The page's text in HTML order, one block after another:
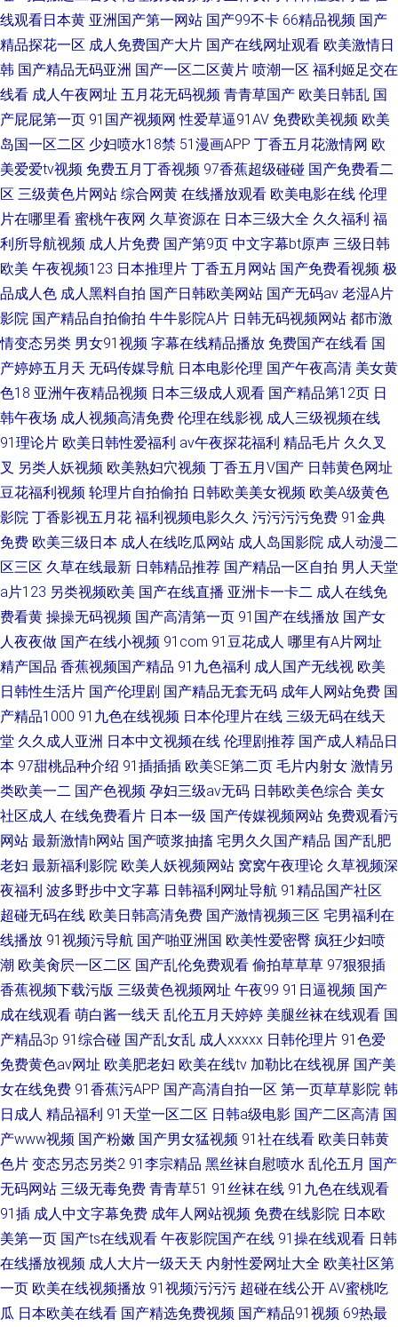
线观看日本黄 亚洲国产第一网站 国产99不卡 66精品视频 国产
精品探花一区 成人免费国产大片 国产在线网址观看 欧美激情日
韩 国产精品无码亚洲 国产一区二区黄片 喷潮一区 福利姬足交在
线看 成人午夜网址 五月花无码视频 青青草国产 欧美日韩乱 国
产屁屁第一页 91国产视频网 性爱草逼91AV 免费欧美视频 欧美
岛国一区二区 少妇喷水18禁 51漫画APP 丁香五月花激情网 欧
美爱爱tv视频 免费五月丁香视频 97香蕉超级碰碰 国产免费看二
区 三级黄色片网站 综合网黄 在线播放观看 欧美电影在线 伦理
片在哪里看 蜜桃午夜网 久草资源在 日本三级大全 久久福利 福
利所导航视频 成人片免费 国产第9页 中文字幕bt原声 三级日韩
欧美 午夜视频123 日本推理片 丁香五月网站 国产免费看视频 极
品成人色 成人黑料自拍 国产日韩欧美网站 国产无码av 老湿A片
影院 国产精品自拍偷拍 牛牛影院A片 日韩无码视频网站 都市激
情变态另类 男女91视频 字幕在线精品播放 免费国产在线看 国
产婷婷五月天 无码传媒导航 日本电影伦理 国产午夜高清 美女黄
色18 亚洲午夜精品视频 日本三级成人观看 国产精品第12页 日
韩午夜场 成人视频高清免费 伦理在线影视 成人三级视频在线
91理论片 欧美日韩性爱福利 av午夜探花福利 精品毛片 久久叉
叉 另类人妖视频 欧美熟妇穴视频 丁香五月V国产 日韩黄色网址
豆花福利视频 轮理片自拍偷拍 日韩欧美美女视频 欧美A级黄色
影院 丁香影视五月花 福利视频电影久久 污污污污免费 91金典
免费 欧美三级日本 成人在线吃瓜网站 成人岛国影院 成人动漫二
区三区 久草在线最新 日韩精品推荐 国产精品一区自拍 男人天堂
a片123 另类视频欧美 国产在线直播 亚洲卡一卡二 成人在线免
费看黄 操操无码视频 国产高清第一页 91国产在线播放 国产女
人夜夜做 国产在线小视频 91com 91豆花成人 哪里有A片网址
精产国品 香蕉视频国产精品 91九色福利 成人国产无线视 欧美
日韩性生活片 国产伦理剧 国产精品无套无码 成年人网站免费 国
产精品1000 91九色在线视频 日本伦理片在线 三级无码在线天
堂 久久成人亚洲 日本中文视频在线 伦理剧推荐 国产成人精品日
本 97甜桃品种介绍 91插插插 欧美SE第二页 毛片内射女 激情另
类欧美一二 国产色视频 孕妇三级av无码 日韩欧美色综合 美女
社区成人 在线免费看片 日本一级 国产传媒视频网站 免费观看污
网站 最新激情h网站 国产喷浆抽搐 宅男久久国产精品 国产乱肥
老妇 最新福利影院 欧美人妖视频网站 窝窝午夜理论 久草视频深
夜福利 波多野步中文字幕 日韩福利网址导航 91精品国产社区
超碰无码在线 欧美日韩高清免费 国产激情视频三区 宅男福利在
线播放 91视频污导航 国产啪亚洲国 欧美性爱密臀 疯狂少妇喷
潮 欧美肏屄一区二区 国产乱伦免费观看 偷拍草草草 97狠狠插
香蕉视频下载污版 三级黄色视频网址 午夜99 91日逼视频 国产
成在线观看 萌白酱一线天 乱伦五月天婷婷 美腿丝袜在线观看 国
产精品3p 91综合碰 国产乱女乱 成人xxxxx 日韩伦理片 91色爱
免费黄色av网址 欧美肥老妇 欧美在线tv 加勒比在线视屏 国产美
女在线免费 91香蕉污APP 国产高清自拍一区 第一页草草影院 韩
日成人 精品福利 91天堂一区二区 日韩a级电影 国产二区高清 国
产www视频 国产粉嫩 国产男女猛视频 91社在线看 欧美日韩黄
色片 变态另态另类2 91李宗精品 黑丝袜自慰喷水 乱伦五月 国产
无码网站 三级无毒免费 青青草51 91丝袜在线 91九色在线观看
91插 成人中文字幕免费 成年人网站视频 免费在线影院 日本欧
美第一页 国产ts在线观看 午夜影院国产在线 91操在线观看 日韩
在线播放视频 成人大片一级天天 内射性爱网址大全 欧美社区第
一页 欧美在线视频播放 91视频污污污 超碰在线公开 AV蜜桃吃
瓜 日本欧美在线看 国产精选免费视频 国产精品91视频 69热最